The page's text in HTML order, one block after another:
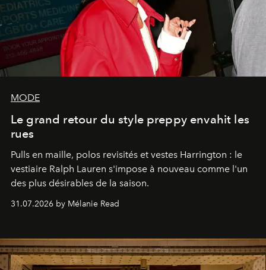
MODE
Le grand retour du style preppy envahit les
rues
Pulls en maille, polos revisités et vestes Harrington : le
vestiaire Ralph Lauren s'impose à nouveau comme l'un
des plus désirables de la saison.
31.07.2026 by Mélanie Read